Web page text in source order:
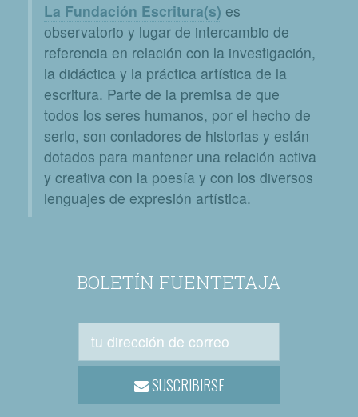
La Fundación Escritura(s) es
observatorio y lugar de intercambio de
referencia en relación con la investigación,
la didáctica y la práctica artística de la
escritura. Parte de la premisa de que
todos los seres humanos, por el hecho de
serlo, son contadores de historias y están
dotados para mantener una relación activa
y creativa con la poesía y con los diversos
lenguajes de expresión artística.
BOLETÍN FUENTETAJA
SUSCRIBIRSE